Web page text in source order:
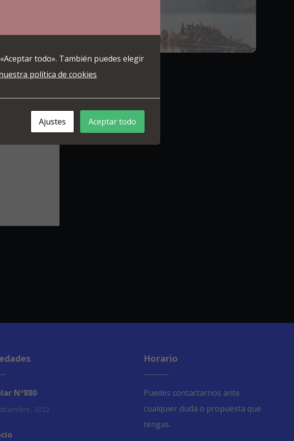
Nº880
2022
Horario
Puedes contactarnos ante
cualquier duda o propuesta que
tengas.
todo». También puedes elegir
política de cookies
Ajustes Aceptar todo